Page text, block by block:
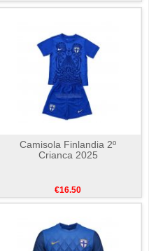
Camisola Finlandia 2º
Crianca 2025
€16.50